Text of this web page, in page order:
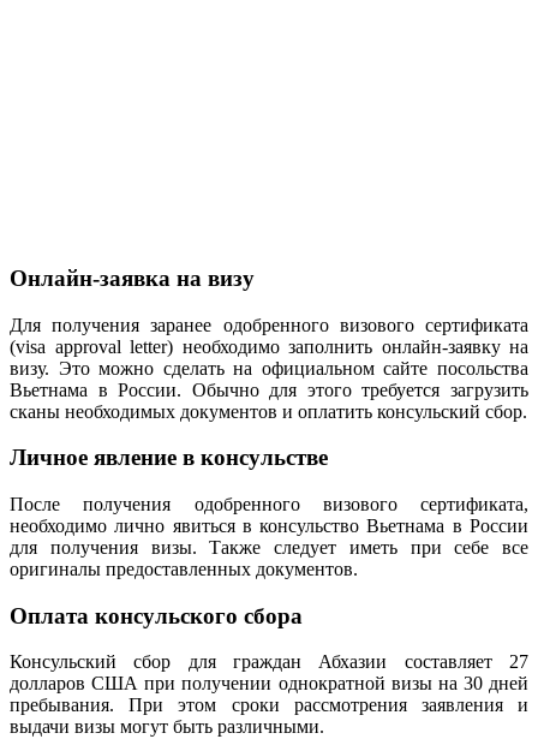
Онлайн-заявка на визу
Для получения заранее одобренного визового сертификата
(visa approval letter) необходимо заполнить онлайн-заявку на
визу. Это можно сделать на официальном сайте посольства
Вьетнама в России. Обычно для этого требуется загрузить
сканы необходимых документов и оплатить консульский сбор.
Личное явление в консульстве
После получения одобренного визового сертификата,
необходимо лично явиться в консульство Вьетнама в России
для получения визы. Также следует иметь при себе все
оригиналы предоставленных документов.
Оплата консульского сбора
Консульский сбор для граждан Абхазии составляет 27
долларов США при получении однократной визы на 30 дней
пребывания. При этом сроки рассмотрения заявления и
выдачи визы могут быть различными.